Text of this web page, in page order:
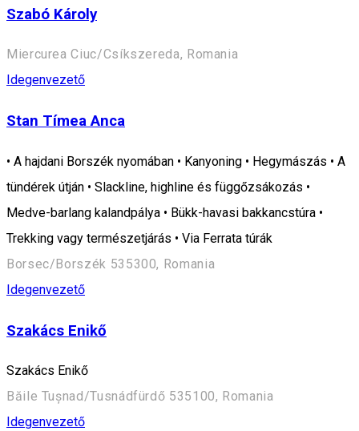
Szabó Károly
Miercurea Ciuc/Csíkszereda, Romania
Idegenvezető
Stan Tímea Anca
• A hajdani Borszék nyomában • Kanyoning • Hegymászás • A
tündérek útján • Slackline, highline és függőzsákozás •
Medve-barlang kalandpálya • Bükk-havasi bakkancstúra •
Trekking vagy természetjárás • Via Ferrata túrák
Borsec/Borszék 535300, Romania
Idegenvezető
Szakács Enikő
Szakács Enikő
Băile Tușnad/Tusnádfürdő 535100, Romania
Idegenvezető